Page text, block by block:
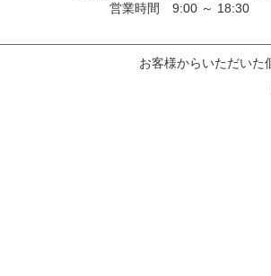
営業時間 9:00 ～ 18:30
お客様からいただいた